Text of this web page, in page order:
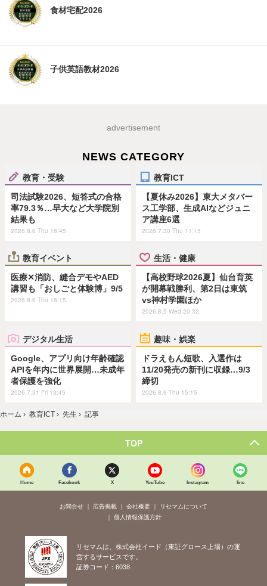
食材宅配2026
子供英語教材2026
advertisement
NEWS CATEGORY
教育・受験
司法試験2026、短答式の合格
率79.3％…早大など大学院別
結果も
2026.8.6 Thu 18:45
教育ICT
【夏休み2026】東大メタバー
ス工学部、生成AIなどジュニ
ア講座6選
2026.7.30 Thu 11:15
教育イベント
医療✕消防、縫合デモやAED
講習も「おしごと体験博」9/5
2026.8.6 Thu 18:15
生活・健康
【高校野球2026夏】仙台育英
が開幕戦勝利、第2日は東筑
vs神村学園ほか
2026.8.5 Wed 20:32
デジタル生活
Google、アプリ向け年齢確認
APIを年内に世界展開…未成年
者保護を強化
2026.7.31 Fri 13:45
趣味・娯楽
ドラえもん短歌、入選作は
11/20発売の新刊に収録…9/3
締切
2026.8.6 Thu 15:15
ホーム › 教育ICT › 先生 › 記事
TOP
Home Facebook X YouTube Instagram line
お問合せ 広告掲載 会社概要
リセマムについて
個人情報保護方針
リセマムは、株式会社イード（東証グロース上場）の運
営するサービスです。
証券コード：6038